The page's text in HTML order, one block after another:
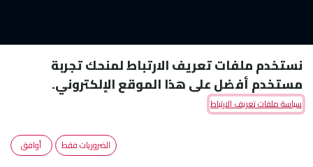
Copyright © Amoun Pharmaceutical Co. الْعَرَبيّة
نستخدم ملفات تعريف الارتباط لمنحك تجربة
مستخدم أفضل على هذا الموقع الإلكتروني.
سياسة ملفات تعريف الارتباط
الضروريات فقط أوافق